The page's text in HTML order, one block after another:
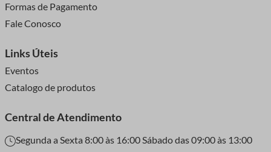
Formas de Pagamento
Fale Conosco
Links Úteis
Eventos
Catalogo de produtos
Central de Atendimento
Segunda a Sexta 8:00 às 16:00 Sábado das 09:00 às 13:00